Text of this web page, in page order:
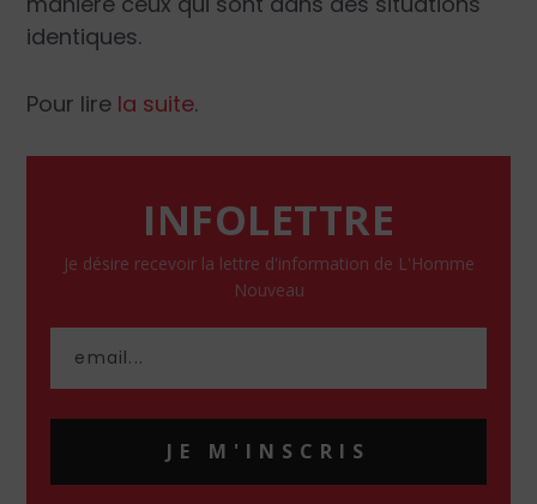
identiques.
Pour lire la suite.
INFOLETTRE
Je désire recevoir la lettre d'information de L'Homme
Nouveau
JE M'INSCRIS